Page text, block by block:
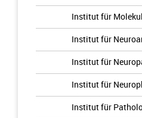
Institut für
Institut für
Institut für
Institut für
Institut für